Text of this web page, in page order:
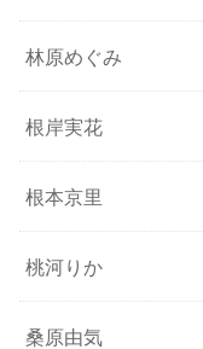
林原めぐみ
根岸実花
根本京里
桃河りか
桑原由気